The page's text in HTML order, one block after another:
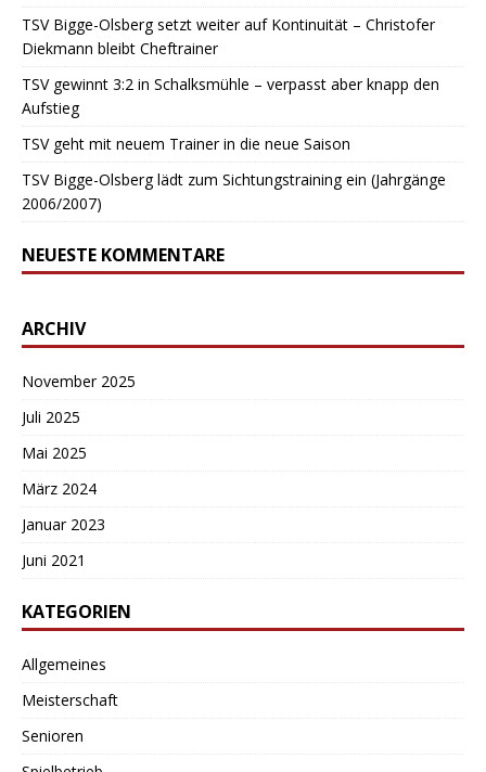
TSV Bigge-Olsberg setzt weiter auf Kontinuität – Christofer
Diekmann bleibt Cheftrainer
TSV gewinnt 3:2 in Schalksmühle – verpasst aber knapp den
Aufstieg
TSV geht mit neuem Trainer in die neue Saison
TSV Bigge-Olsberg lädt zum Sichtungstraining ein (Jahrgänge
2006/2007)
NEUESTE KOMMENTARE
ARCHIV
November 2025
Juli 2025
Mai 2025
März 2024
Januar 2023
Juni 2021
KATEGORIEN
Allgemeines
Meisterschaft
Senioren